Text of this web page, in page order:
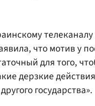
телеканалу
что мотив у
для того,
дерзкие действия
государства».